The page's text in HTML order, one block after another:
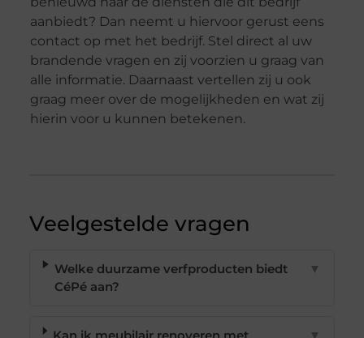
aanbiedt? Dan neemt u hiervoor gerust eens
contact op met het bedrijf. Stel direct al uw
brandende vragen en zij voorzien u graag van
alle informatie. Daarnaast vertellen zij u ook
graag meer over de mogelijkheden en wat zij
hierin voor u kunnen betekenen.
Veelgestelde vragen
Welke duurzame verfproducten biedt
CéPé aan?
▼